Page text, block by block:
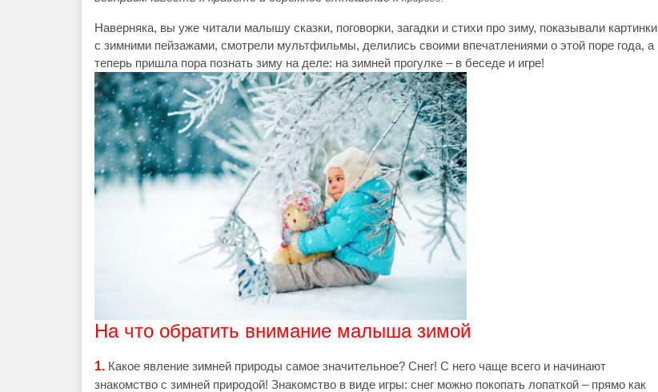
Наверняка, вы уже читали малышу сказки, поговорки, загадки и стихи про зиму, показывали картинки
с зимними пейзажами, смотрели мультфильмы, делились своими впечатлениями о этой поре года, а
теперь пришла пора познать зиму на деле: на зимней прогулке – в беседе и игре!
На что обратить внимание малыша зимой
1. Какое явление зимней природы самое значительное? Снег! С него чаще всего и начинают
знакомство с зимней природой! Знакомство в виде игры: снег можно покопать лопаткой – прямо как